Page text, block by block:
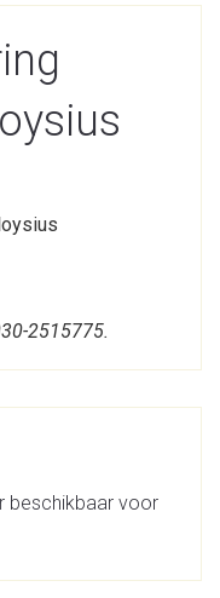
2515775.
beschikbaar voor